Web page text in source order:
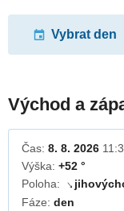
Vybrat den
Východ a
Čas: 8. 8. 2026
Výška: +52 °
Poloha:
↓
Fáze: den